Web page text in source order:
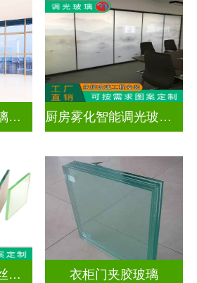
山西电智能调光玻璃厂家地址 厨房雾化智能调光玻璃有用吗
隔断山水画夹娟夹丝玻璃 衣柜门夹胶玻璃